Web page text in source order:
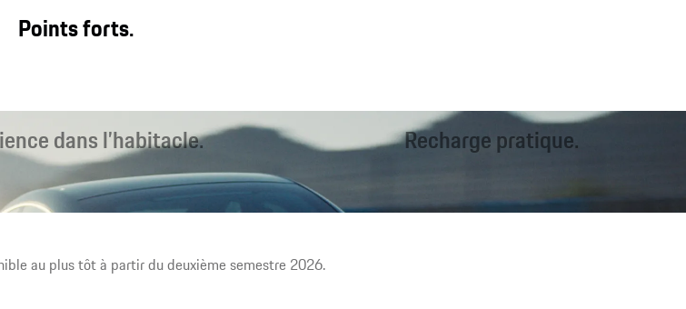
Points forts.
dans l’habitacle.
de départ optimales, aussi bien pour une
que pour un voyage en toute tranquillité :
sur le conducteur.
Recharge pratique.
domicile. Rouler sereinement. Les solutions de recharge
au plus tôt à partir du deuxième semestre 2026.